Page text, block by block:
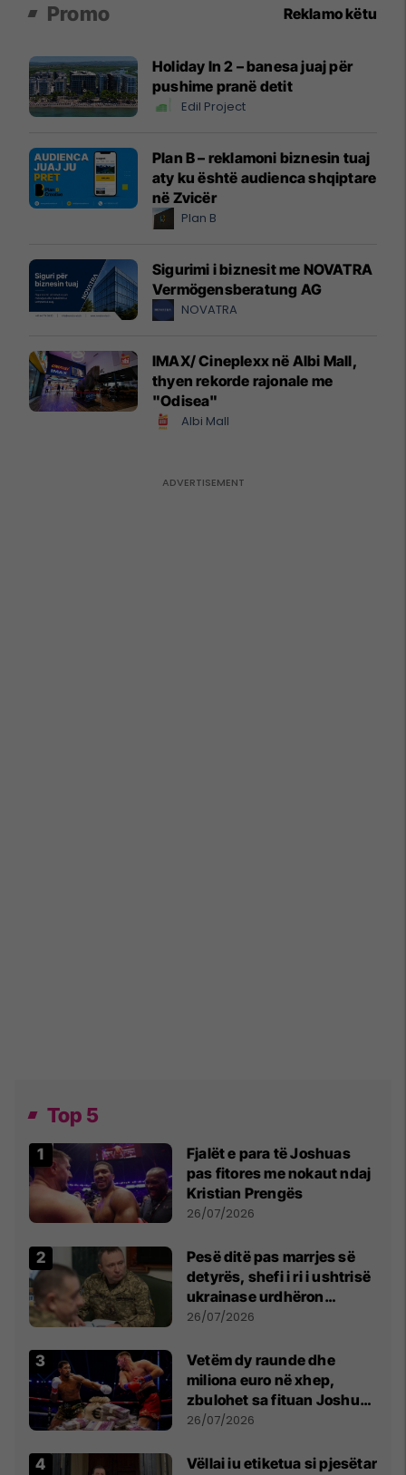
Promo Reklamo këtu
Holiday In 2 – banesa juaj për
pushime pranë detit
Edil Project
Plan B – reklamoni biznesin tuaj
aty ku është audienca shqiptare
në Zvicër
Plan B
Sigurimi i biznesit me NOVATRA
Vermögensberatung AG
NOVATRA
IMAX/ Cineplexx në Albi Mall,
thyen rekorde rajonale me
"Odisea"
Albi Mall
Top 5
Fjalët e para të Joshuas
pas fitores me nokaut ndaj
Kristian Prengës
26/07/2026
Pesë ditë pas marrjes së
detyrës, shefi i ri i ushtrisë
ukrainase urdhëron
kontroll të madh
26/07/2026
Vetëm dy raunde dhe
miliona euro në xhep,
zbulohet sa fituan Joshua
e Prenga
26/07/2026
Vëllai iu etiketua si pjesëtar